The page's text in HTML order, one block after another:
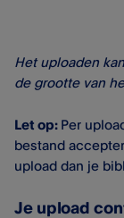
Het uploaden
de grootte van
Let op: Per
bestand
upload dan je
Je upload